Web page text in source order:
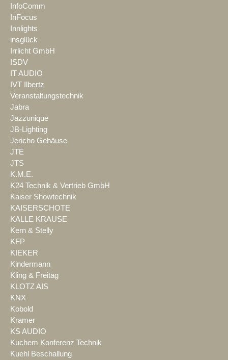
InfoComm
InFocus
Innlights
insglück
Irrlicht GmbH
ISDV
IT AUDIO
IVT Ilbertz
Veranstaltungstechnik
Jabra
Jazzunique
JB-Lighting
Jericho Gehäuse
JTE
JTS
K.M.E.
K24 Technik & Vertrieb GmbH
Kaiser Showtechnik
KAISERSCHOTE
KALLE KRAUSE
Kern & Stelly
KFP
KIEKER
Kindermann
Kling & Freitag
KLOTZ AIS
KNX
Kobold
Kramer
KS AUDIO
Kuchem Konferenz Technik
Kuehl Beschallung